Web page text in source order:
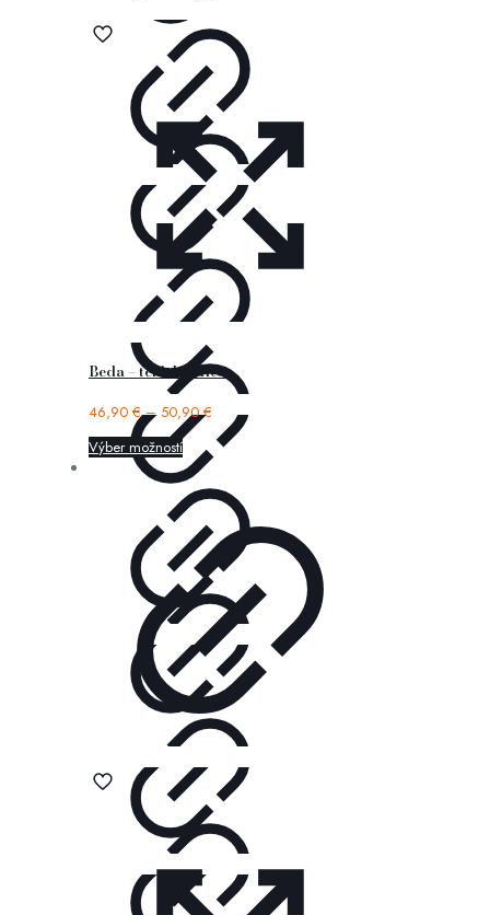
Beda – tenisky Alex
46,90 €–50,90€
Výber možností